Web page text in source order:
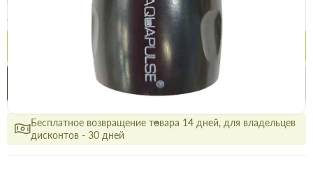
28.7 грн 27.9 грн
Купить
Нашли дешевле Акции
Бесплатное возвращение товара 14 дней, для владельцев
дисконтов - 30 дней